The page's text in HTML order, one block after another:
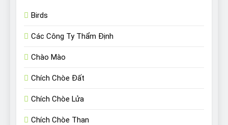
Birds
Các Công Ty Thẩm Định
Chào Mào
Chích Chòe Đất
Chích Chòe Lửa
Chích Chòe Than